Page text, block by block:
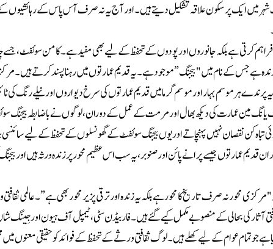
شہر میں ایک پرسکون علاقہ تشکیل دیتے ہیں۔اور آج یہ نہ صرف آس پاس کے
کرتی ہے بلکہ جانوروں اور پودوں کے تحفظ کے لیے بھی مفید ہے۔ کامن سوئفٹ،جسے
ہے جس کے نام میں "بیجنگ” موجود ہے۔ یہ قدیم عمارتوں میں رہنا پسند کرتے ہیں۔
ہر موسم بہار اور موسم گرما میں قدیم عمارتوں کی سرخ دیواروں اور نیلے رنگ کی
یانگ مین عمارت کی دیکھ بھال اور مرمت کے عمل کے دوران، لوگوں نے باضابطہ بیجنگ
تباہ کن نقصان نہیں پہنچاتےاور یوں بیجنگ سوئفٹ کے گھونسلوں کے تحفظ کے لیے سائنسی
عمارتوں جیسے پرانے پائن اور صنوبر ،یہ سب اس عظیم محور پر زندہ ورثہ ہیں اور
محور نہ صرف تاریخ کا محور ہے بلکہ یہ زندہ اور ترقی پزیر محور بھی ہے”۔ عالمی
سال تیاریاں کی گئیں، اس دوران 100 سے زیادہ ثقافتی آثار کی بحالی کے منصوبے مکمل کیے گئے ہیں ۔فاربیڈن سٹی ، ٹیمپل آف ہیون
ہے جو تمام عوام کے لیے کھلے ہیں۔لوگ ثقافتی ورثے کے تحفظ کے فوائد کو حقیقی معنوں